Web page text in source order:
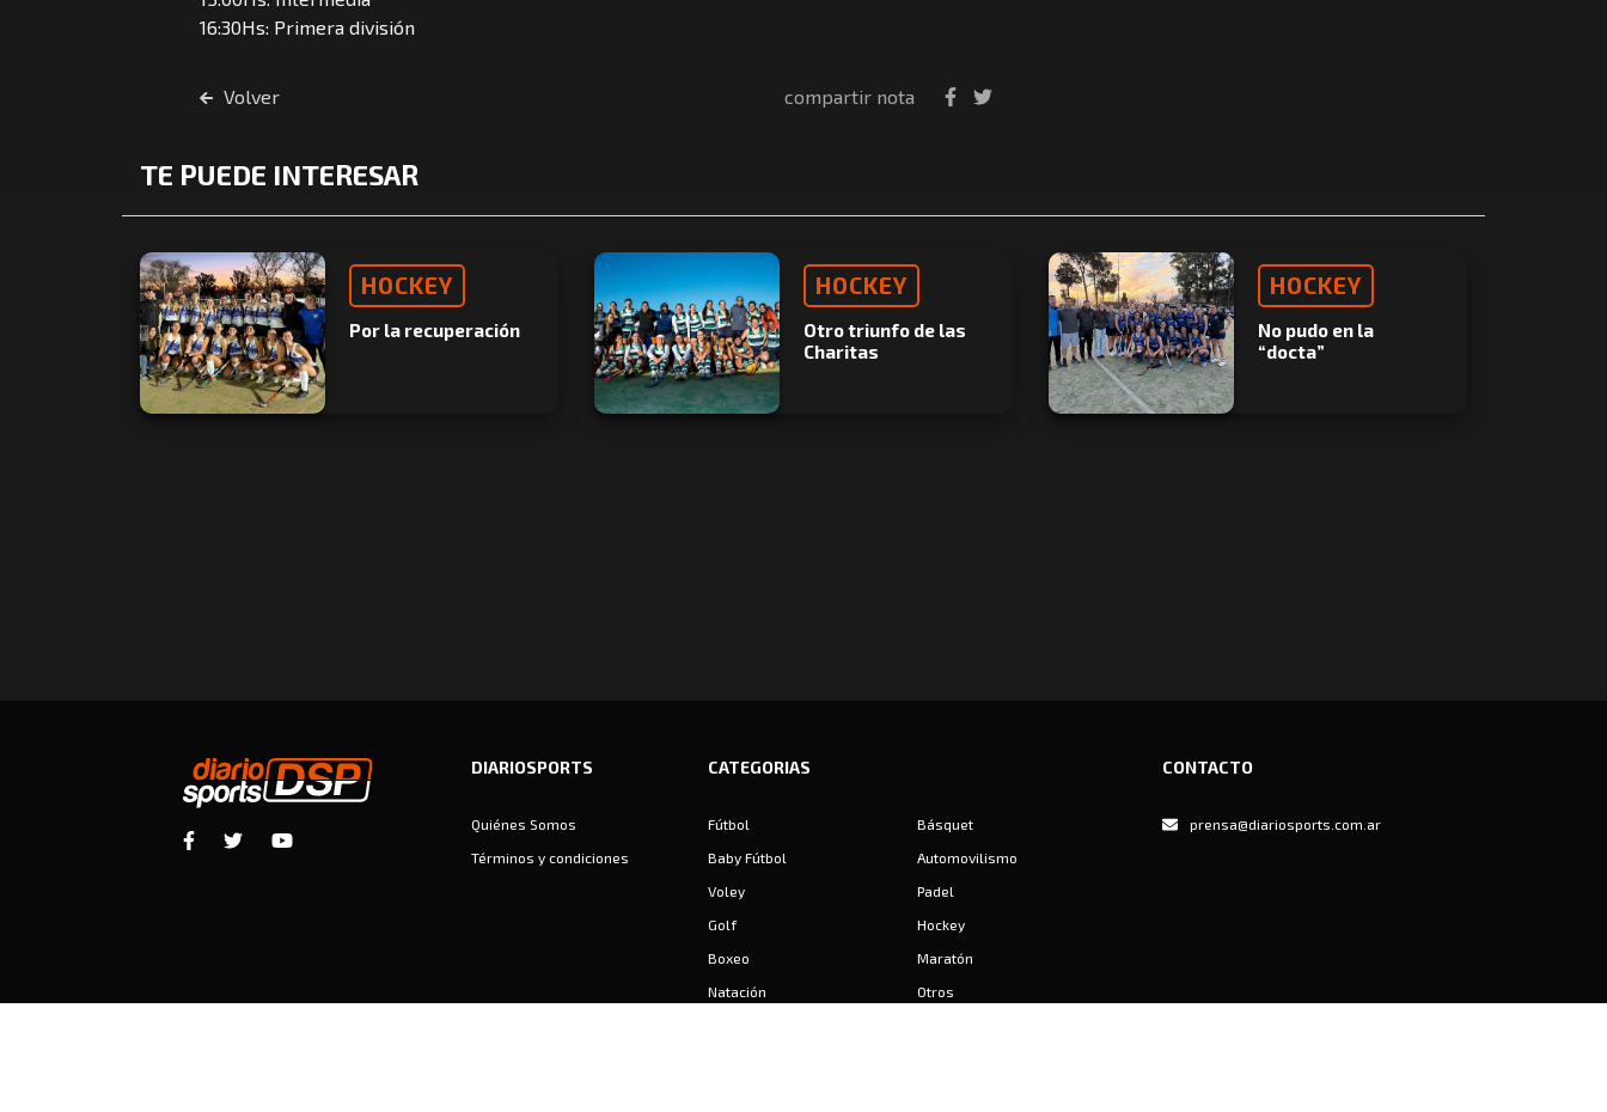
16:30Hs: Primera división
Volver compartir nota
TE PUEDE INTERESAR
HOCKEY
Por la recuperación
HOCKEY
Otro triunfo de las
Charitas
HOCKEY
No pudo en la
“docta”
DIARIOSPORTS
Quiénes Somos
Términos y condiciones
CATEGORIAS
Fútbol
Básquet
Baby Fútbol
Automovilismo
Voley
Padel
Golf
Hockey
Boxeo
Maratón
Natación
Otros
CONTACTO
prensa@diariosports.com.ar